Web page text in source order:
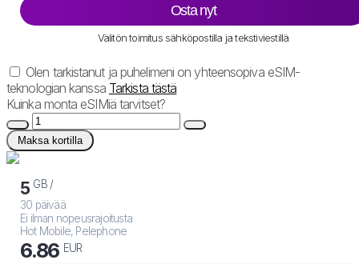
Osta nyt
Välitön toimitus sähköpostilla ja tekstiviestillä
Olen tarkistanut ja puhelimeni on yhteensopiva eSIM-
teknologian kanssa Tarkista tästä
Kuinka monta eSIMiä tarvitset?
Maksa kortilla
5 GB /
30 päivää
Ei ilman nopeusrajoitusta
Hot Mobile, Pelephone
6.86 EUR